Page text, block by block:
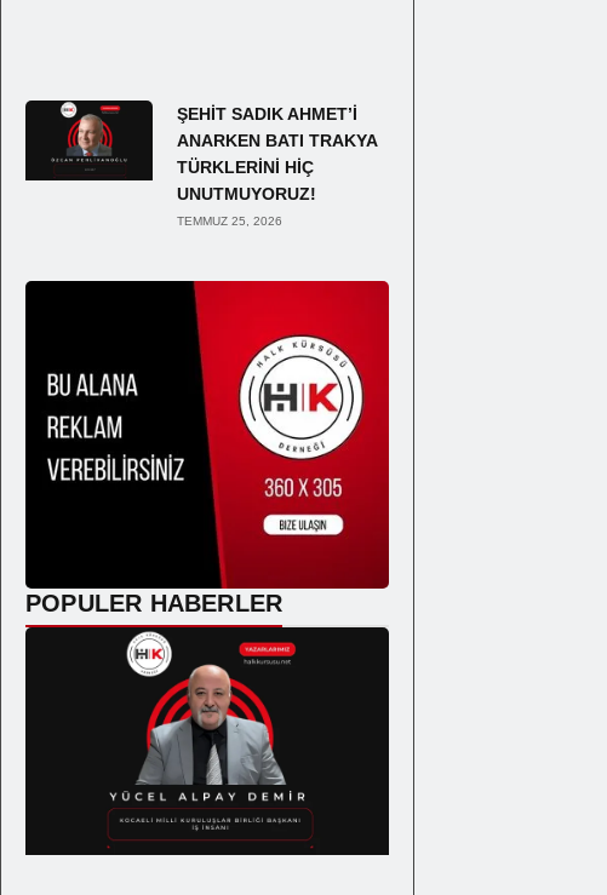
ŞEHİT SADIK AHMET’İ
ANARKEN BATI TRAKYA
TÜRKLERİNİ HİÇ
UNUTMUYORUZ!
TEMMUZ 25, 2026
POPULER HABERLER